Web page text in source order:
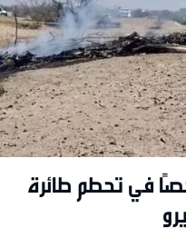
13 شخصًا في تحطم طائرة